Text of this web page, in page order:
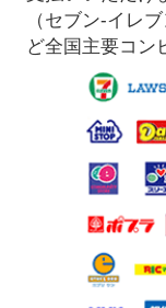
（セブン-イレ
ど全国主要コン